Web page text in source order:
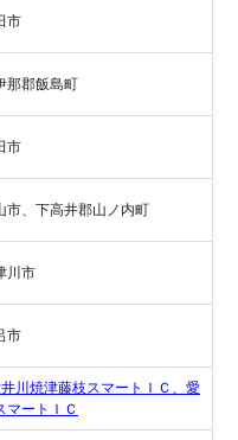
市
那郡飯島町
市
市、下高井郡山ノ内町
川市
市
川焼津藤枝スマートＩＣ、愛
マートＩＣ